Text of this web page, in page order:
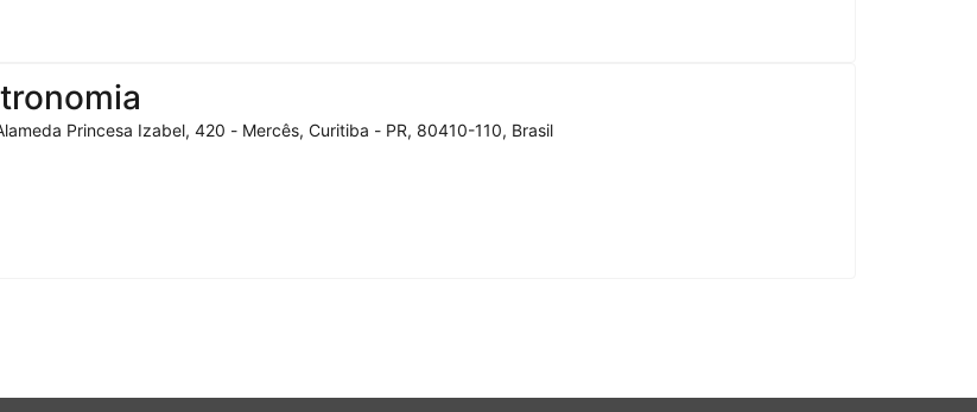
Princesa Izabel, 420 - Mercês, Curitiba - PR, 80410-110, Brasil